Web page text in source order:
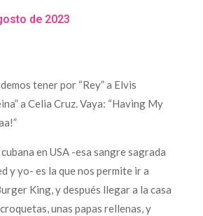
de 2023
tener por “Rey” a Elvis
a Celia Cruz. Vaya: “Having My
en USA -esa sangre sagrada
y yo- es la que nos permite ir a
King, y después llegar a la casa
unas papas rellenas, y